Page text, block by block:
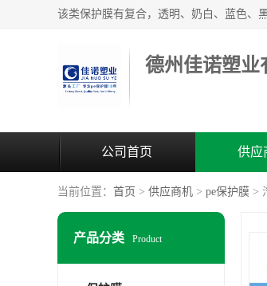
德州佳诺塑业
公司首页 供应
当前位置： 首页 > 供应商机 > pe保护膜 >
产品分类 Product